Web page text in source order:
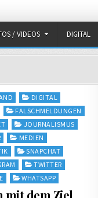
/ VIDEOS DIGITAL
DIGITAL
FALSCHMELDUNGEN
JOURNALISMUS
MEDIEN
SNAPCHAT
TWITTER
WHATSAPP
mit dem Ziel